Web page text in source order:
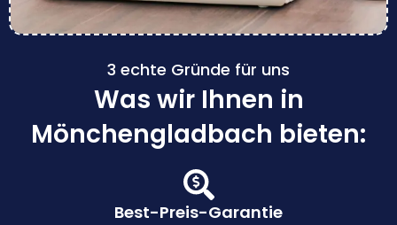
3 echte Gründe für uns
Was wir Ihnen in
Mönchengladbach bieten:
Best-Preis-Garantie